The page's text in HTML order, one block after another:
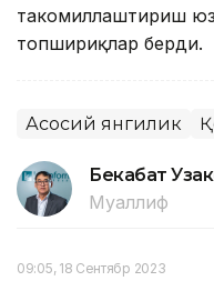
такомиллаштириш
топшириқлар берди.
Асосий янгилик
Бекабат
Муаллиф
09:05, 18 Сентябр 2023